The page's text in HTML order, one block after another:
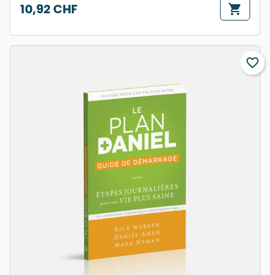
Prix
10,92 CHF shopping_cart
favorite_border